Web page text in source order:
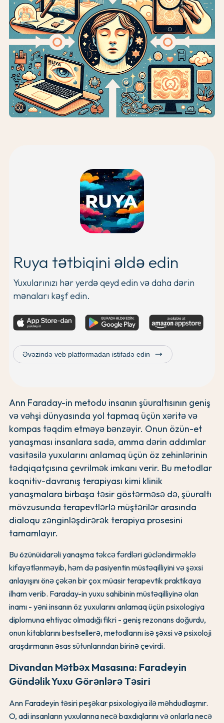
Ruya tətbiqini əldə edin
Yuxularınızı hər yerdə qeyd edin və daha dərin
mənaları kəşf edin.
Əvəzində veb platformadan istifadə edin trending_flat
Ann Faraday-in metodu insanın şüuraltısının geniş
və vəhşi dünyasında yol tapmaq üçün xəritə və
kompas təqdim etməyə bənzəyir. Onun özün-et
yanaşması insanlara sadə, amma dərin addımlar
vasitəsilə yuxularını anlamaq üçün öz zehinlərinin
tədqiqatçısına çevrilmək imkanı verir. Bu metodlar
koqnitiv-davranış terapiyası kimi klinik
yanaşmalara birbaşa təsir göstərməsə də, şüuraltı
mövzusunda terapevtlərlə müştərilər arasında
dialoqu zənginləşdirərək terapiya prosesini
tamamlayır.
Bu özünüidarəli yanaşma təkcə fərdləri gücləndirməklə
kifayətlənməyib, həm də pasiyentin müstəqilliyini və şəxsi
anlayışını önə çəkən bir çox müasir terapevtik praktikaya
ilham verib. Faraday-in yuxu sahibinin müstəqilliyinə olan
inamı - yəni insanın öz yuxularını anlamaq üçün psixologiya
diplomuna ehtiyac olmadığı fikri - geniş rezonans doğurdu,
onun kitablarını bestsellerə, metodlarını isə şəxsi və psixoloji
araşdırmanın əsas sütunlarından birinə çevirdi.
Divandan Mətbəx Masasına: Faradeyin
Gündəlik Yuxu Görənlərə Təsiri
Ann Faradeyin təsiri peşəkar psixologiya ilə məhdudlaşmır.
O, adi insanların yuxularına necə baxdıqlarını və onlarla necə